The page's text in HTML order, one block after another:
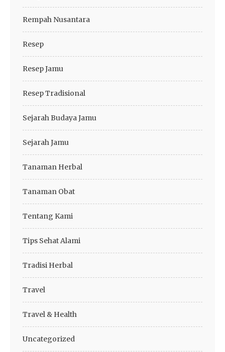
Rempah Nusantara
Resep
Resep Jamu
Resep Tradisional
Sejarah Budaya Jamu
Sejarah Jamu
Tanaman Herbal
Tanaman Obat
Tentang Kami
Tips Sehat Alami
Tradisi Herbal
Travel
Travel & Health
Uncategorized